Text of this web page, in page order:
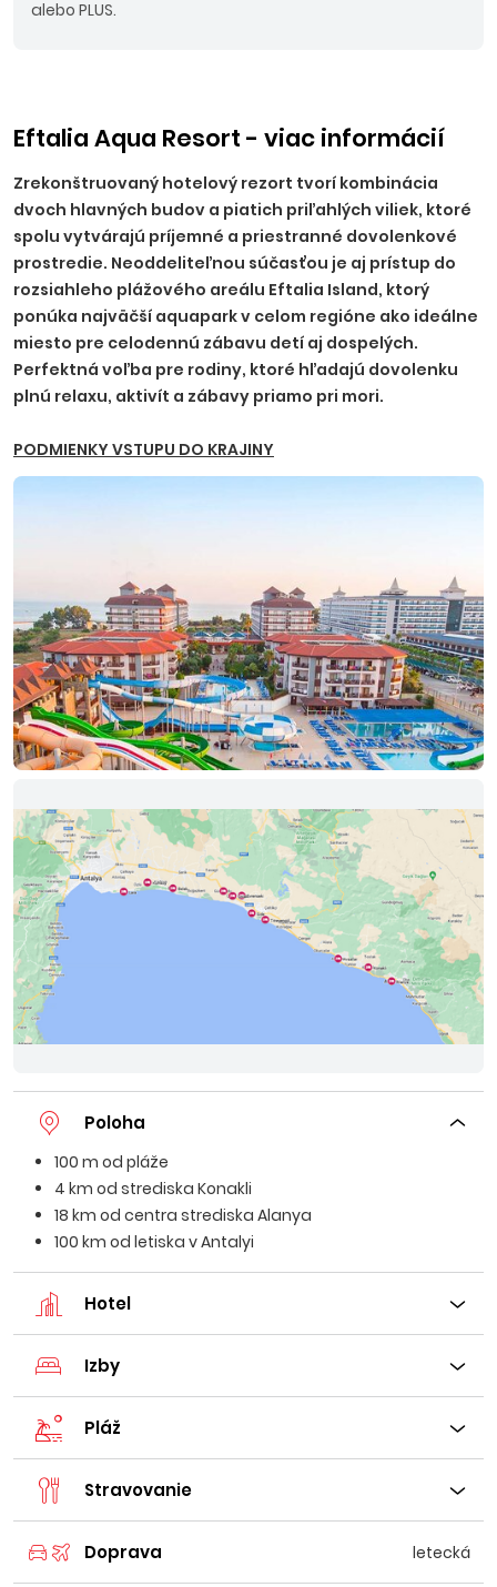
alebo PLUS.
Eftalia Aqua Resort - viac informácií
Zrekonštruovaný hotelový rezort tvorí kombinácia
dvoch hlavných budov a piatich priľahlých viliek, ktoré
spolu vytvárajú príjemné a priestranné dovolenkové
prostredie. Neoddeliteľnou súčasťou je aj prístup do
rozsiahleho plážového areálu Eftalia Island, ktorý
ponúka najväčší aquapark v celom regióne ako ideálne
miesto pre celodennú zábavu detí aj dospelých.
Perfektná voľba pre rodiny, ktoré hľadajú dovolenku
plnú relaxu, aktivít a zábavy priamo pri mori.
PODMIENKY VSTUPU DO KRAJINY
Poloha
100 m od pláže
4 km od strediska Konakli
18 km od centra strediska Alanya
100 km od letiska v Antalyi
Hotel
Izby
Pláž
Stravovanie
Doprava letecká